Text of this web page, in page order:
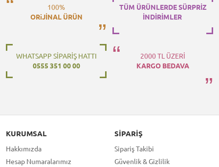
100%
ORiJİNAL ÜRÜN
TÜM ÜRÜNLERDE SÜRPRİZ
İNDİRİMLER
WHATSAPP SİPARİŞ HATTI
0555 351 00 00
2000 TL ÜZERİ
KARGO BEDAVA
KURUMSAL
Hakkımızda
Hesap Numaralarımız
SIPARIŞ
Sipariş Takibi
Güvenlik & Gizlilik